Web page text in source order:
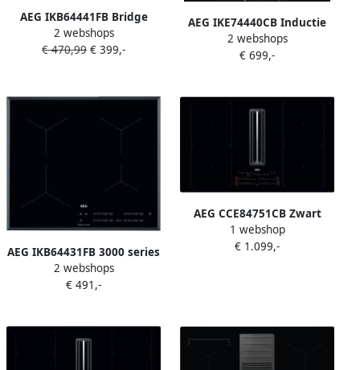
AEG IKB64441FB Bridge
Hob2Hood 60 cm inductie
kookplaat
2 webshops
€ 470,99 € 399,-
AEG IKE74440CB Inductie
inbouwkookplaat 2 fasen
snoer zonder stekker
2 webshops
€ 699,-
AEG IKB64431FB 3000 series
inductie kookplaat (inbouw)
2 webshops
€ 491,-
AEG CCE84751CB Zwart
Ingebouwd 83 cm
Inductiekookplaat zones 4
1 webshop
€ 1.099,-